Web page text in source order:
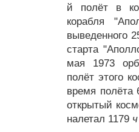
й полёт в
корабля
выведенного
старта
мая 1973
полёт этого
время полёта
открытый
налетал 1179 ч